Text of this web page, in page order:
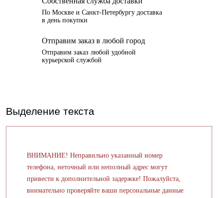
По Москве и Санкт-Петербургу доставка
в день покупки
Отправим заказ в любой город
Отправим заказ любой удобной
курьерской службой
Выделение текста
ВНИМАНИЕ! Неправильно указанный номер
телефона, неточный или неполный адрес могут
привести к дополнительной задержке! Пожалуйста,
внимательно проверяйте ваши персональные данные